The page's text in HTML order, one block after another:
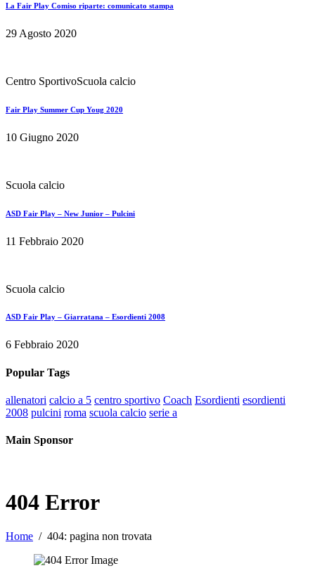
La Fair Play Comiso riparte: comunicato stampa
29 Agosto 2020
Centro SportivoScuola calcio
Fair Play Summer Cup Youg 2020
10 Giugno 2020
Scuola calcio
ASD Fair Play – New Junior – Pulcini
11 Febbraio 2020
Scuola calcio
ASD Fair Play – Giarratana – Esordienti 2008
6 Febbraio 2020
Popular Tags
allenatori calcio a 5 centro sportivo Coach Esordienti esordienti
2008 pulcini roma scuola calcio serie a
Main Sponsor
404 Error
Home 404: pagina non trovata